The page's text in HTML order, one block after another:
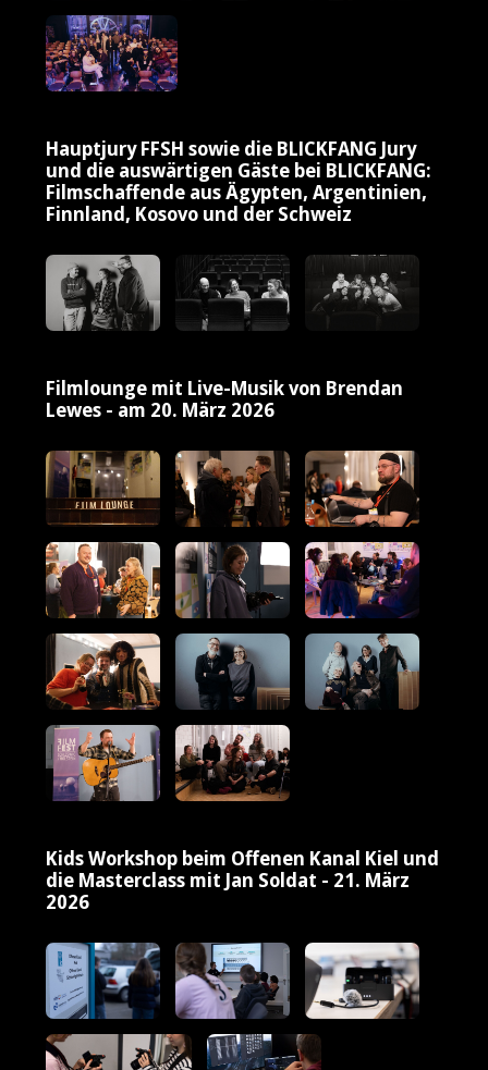
Hauptjury FFSH sowie die BLICKFANG Jury
und die auswärtigen Gäste bei BLICKFANG:
Filmschaffende aus Ägypten, Argentinien,
Finnland, Kosovo und der Schweiz
Filmlounge mit Live-Musik von Brendan
Lewes - am 20. März 2026
Kids Workshop beim Offenen Kanal Kiel und
die Masterclass mit Jan Soldat - 21. März
2026